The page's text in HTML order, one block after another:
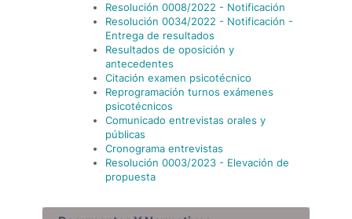
Resolución 0008/2022 - Notificación
Resolución 0034/2022 - Notificación -
Entrega de resultados
Resultados de oposición y
antecedentes
Citación examen psicotécnico
Reprogramación turnos exámenes
psicotécnicos
Comunicado entrevistas orales y
públicas
Cronograma entrevistas
Resolución 0003/2023 - Elevación de
propuesta